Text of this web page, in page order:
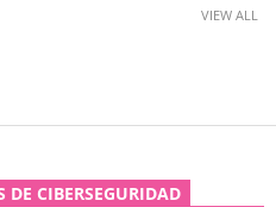
VIEW ALL
CIBERSEGURIDAD